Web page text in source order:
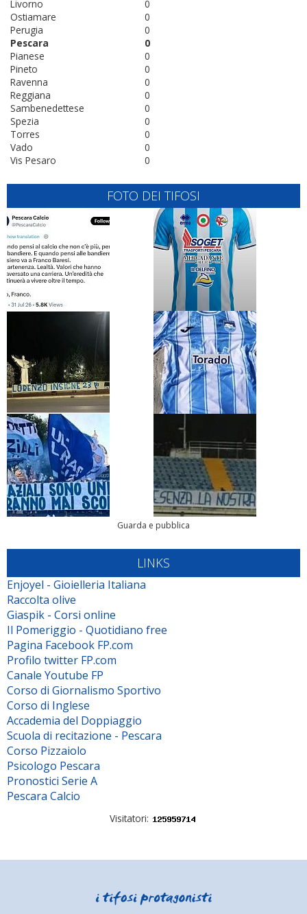
0
Livorno
0
Ostiamare
0
Perugia
0
Pescara
0
Pianese
0
Pineto
0
Ravenna
0
Reggiana
0
Sambenedettese
0
Spezia
0
Torres
0
Vado
0
Vis Pesaro
FOTO DEI TIFOSI
Guarda e pubblica
LINKS
Enjoyel - Gioielleria Italiana
Raccolta olive
Giaspik - Corsi online
Il Pomeriggio - Quotidiano free
Pagina Facebook FP.com
Profilo twitter FP.com
Canale Youtube FP
Corso di Giornalismo Sportivo
Corso di Inglese
Accademia del Doppiaggio
Scuola di recitazione - Pescara
Corso Pizzaiolo
Psicologo Pescara
Pronostici Serie A
Pescara Calcio
Visitatori: